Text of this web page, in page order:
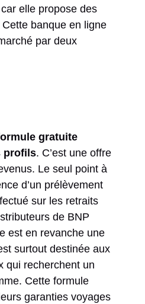
elle propose des
banque en ligne
par deux
gratuite
profils. C’est une offre
Le seul point à
d’un prélèvement
sur les retraits
de BNP
est en revanche une
surtout destinée aux
qui recherchent un
Cette formule
garanties voyages